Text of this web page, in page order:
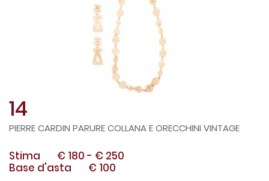
14
PIERRE CARDIN PARURE COLLANA E ORECCHINI VINTAGE
Stima € 180 - € 250
Base d'asta
€ 100